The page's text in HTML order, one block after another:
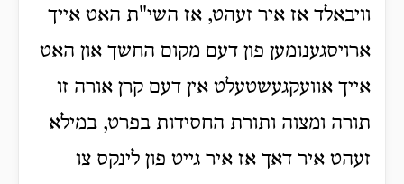
וויבאלד אז איר זעהט, אז השי"ת האט אייך
ארויסגענומען פון דעם מקום החשך און האט
אייך אוועקגעשטעלט אין דעם קרן אורה זו
תורה ומצוה ותורת החסידות בפרט, במילא
זעהט איר דאך אז איר גייט פון לינקס צו